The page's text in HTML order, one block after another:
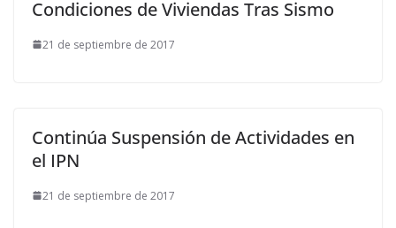
Condiciones de Viviendas Tras Sismo
21 de septiembre de 2017
Continúa Suspensión de Actividades en
el IPN
21 de septiembre de 2017